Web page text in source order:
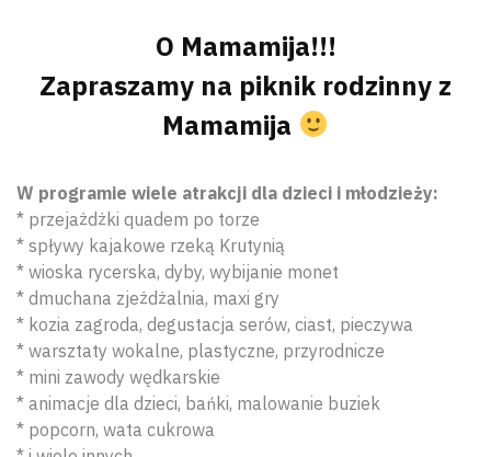
O Mamamija!!!
Zapraszamy na piknik rodzinny z
Mamamija
W programie wiele atrakcji dla dzieci i młodzieży:
* przejażdżki quadem po torze
* spływy kajakowe rzeką Krutynią
* wioska rycerska, dyby, wybijanie monet
* dmuchana zjeżdżalnia, maxi gry
* kozia zagroda, degustacja serów, ciast, pieczywa
* warsztaty wokalne, plastyczne, przyrodnicze
* mini zawody wędkarskie
* animacje dla dzieci, bańki, malowanie buziek
* popcorn, wata cukrowa